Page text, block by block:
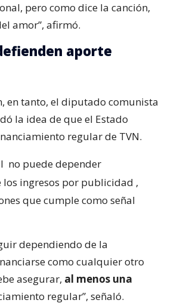
pero como dice la canción,
amor”, afirmó.
aporte
en tanto, el diputado comunista
la idea de que el Estado
regular de TVN.
no puede depender
los ingresos por publicidad ,
que cumple como señal
dependiendo de la
como cualquier otro
asegurar, al menos una
regular”, señaló.